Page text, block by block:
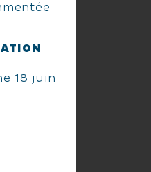
18 juin